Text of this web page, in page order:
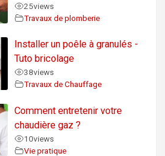
25views
Travaux de plomberie
Installer un poêle à granulés -
Tuto bricolage
38views
Travaux de Chauffage
Comment entretenir votre
chaudière gaz ?
10views
Vie pratique